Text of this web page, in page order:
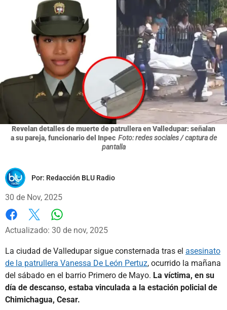
Revelan detalles de muerte de patrullera en Valledupar: señalan
a su pareja, funcionario del Inpec Foto: redes sociales / captura de
pantalla
Por: Redacción BLU Radio
30 de Nov, 2025
Facebook
X
Actualizado: 30 de nov, 2025
La ciudad de Valledupar sigue consternada tras el asesinato
de la patrullera Vanessa De León Pertuz, ocurrido la mañana
del sábado en el barrio Primero de Mayo. La víctima, en su
día de descanso, estaba vinculada a la estación policial de
Chimichagua, Cesar.